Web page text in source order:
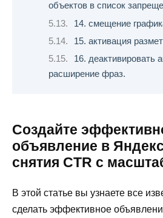
объектов в список
14. смещение
15. активация
16. деактивировать
расширение фраз.
Создайте
объявление в
снятия CTR с
В этой статье вы узнаете все
сделать эффективное